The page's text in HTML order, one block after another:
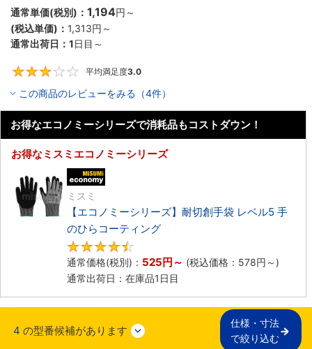
通常単価(税別)： 1,194円 ～
(税込単価)： 1,313円 ～
通常出荷日： 1日目～
平均満足度3.0
この商品のレビューをみる（4件）
お得なエコノミーシリーズで消耗品もコストダウン！
お得なミスミエコノミーシリーズ
ミスミ
【エコノミーシリーズ】耐切創手袋 レベル5 手
のひらコーティング
通常価格(税別)： 525円 ～ (税込価格： 578円 ～)
通常出荷日：在庫品1日目
4 の型番候補があります
仕様・寸法
で絞り込む